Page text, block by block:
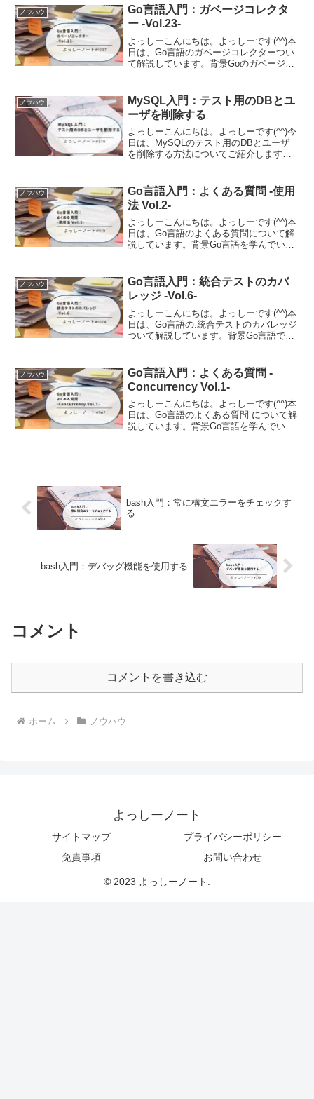
ント「Effective Go」を知りました。こ...
ノウハウ
Go言語入門：ガベージコレクタ
ー -Vol.23-
よっしーこんにちは。よっしーです(^^)本
日は、Go言語のガベージコレクターつい
て解説しています。背景Goのガベージコ
す。メモリ管理を自動で行ってくれる便
利な仕組みで...
ノウハウ
MySQL入門：テスト用のDBとユ
ーザを削除する
よっしーこんにちは。よっしーです(^^)今
日は、MySQLのテスト用のDBとユーザ
を削除する方法についてご紹介します。
います。テスト用のDBとユーザを削除す
る使用し...
ノウハウ
Go言語入門：よくある質問 -使用
法 Vol.2-
よっしーこんにちは。よっしーです(^^)本
日は、Go言語のよくある質問について解
説しています。背景Go言語を学んでいる
といった疑問が湧いてきませんか。Go言
語の公式サイ...
ノウハウ
Go言語入門：統合テストのカバ
レッジ -Vol.6-
よっしーこんにちは。よっしーです(^^)本
日は、Go言語の.統合テストのカバレッジ
ついて解説しています。背景Go言語でテ
っているけど、統合テストのカバ...
ノウハウ
Go言語入門：よくある質問 -
Concurrency Vol.1-
よっしーこんにちは。よっしーです(^^)本
日は、Go言語のよくある質問 について解
説しています。背景Go言語を学んでいる
bash入門：常に構文エラーをチェックす
る
bash入門：デバッグ機能を使用する
コメント
コメントを書き込む
ホーム ノウハウ
よっしーノート
サイトマップ
プライバシーポリシー
免責事項
お問い合わせ
© 2023 よっしーノート.